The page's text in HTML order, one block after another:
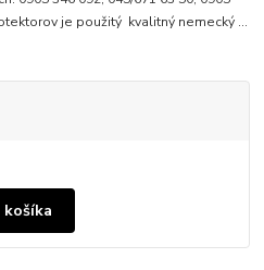
je použitý kvalitný nemecký ...